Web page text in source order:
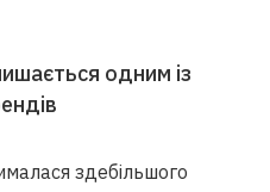
одним із
здебільшого